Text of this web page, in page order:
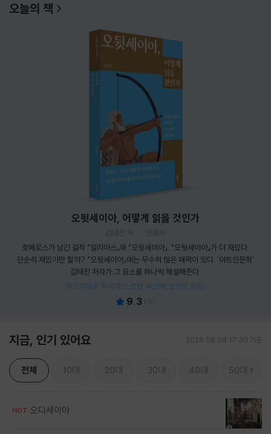
오늘의 책
오뒷세이아, 어떻게 읽을 것인가
김태진 저
민음사
호메로스가 남긴 걸작 『일리아스』와 『오뒷세이아』. 『오뒷세이아』가 더 재밌다.
단순히 재밌기만 할까? 『오뒷세이아』에는 무수히 많은 매력이 있다. '아트인문학'
김태진 저자가 그 요소를 하나씩 해설해준다.
제로퍼제로 독서대/스트랩 에코백(포인트 차감)
9.3 ( 3)
지금, 인기 있어요 2026.08.09 17:30 기준
전체 10대 20대 30대 40대 50대
HOT 오디세이아